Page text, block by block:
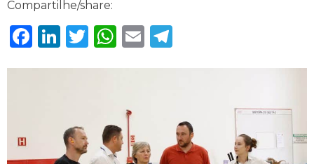
Compartilhe/share:
Facebook
LinkedIn
Twitter
WhatsApp
Email